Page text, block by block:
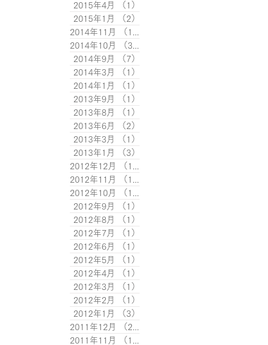
2015年4月
（1）
2015年1月
（2）
2014年11月
（1）
2014年10月
（3）
2014年9月
（7）
2014年3月
（1）
2014年1月
（1）
2013年9月
（1）
2013年8月
（1）
2013年6月
（2）
2013年3月
（1）
2013年1月
（3）
2012年12月
（1）
2012年11月
（1）
2012年10月
（1）
2012年9月
（1）
2012年8月
（1）
2012年7月
（1）
2012年6月
（1）
2012年5月
（1）
2012年4月
（1）
2012年3月
（1）
2012年2月
（1）
2012年1月
（3）
2011年12月
（2）
2011年11月
（1）